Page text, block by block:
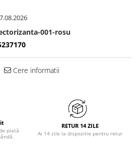
001-rosu
Cere informatii
plată
RETUR 14 ZILE
Ai 14 zile la dispozitie pentru retur